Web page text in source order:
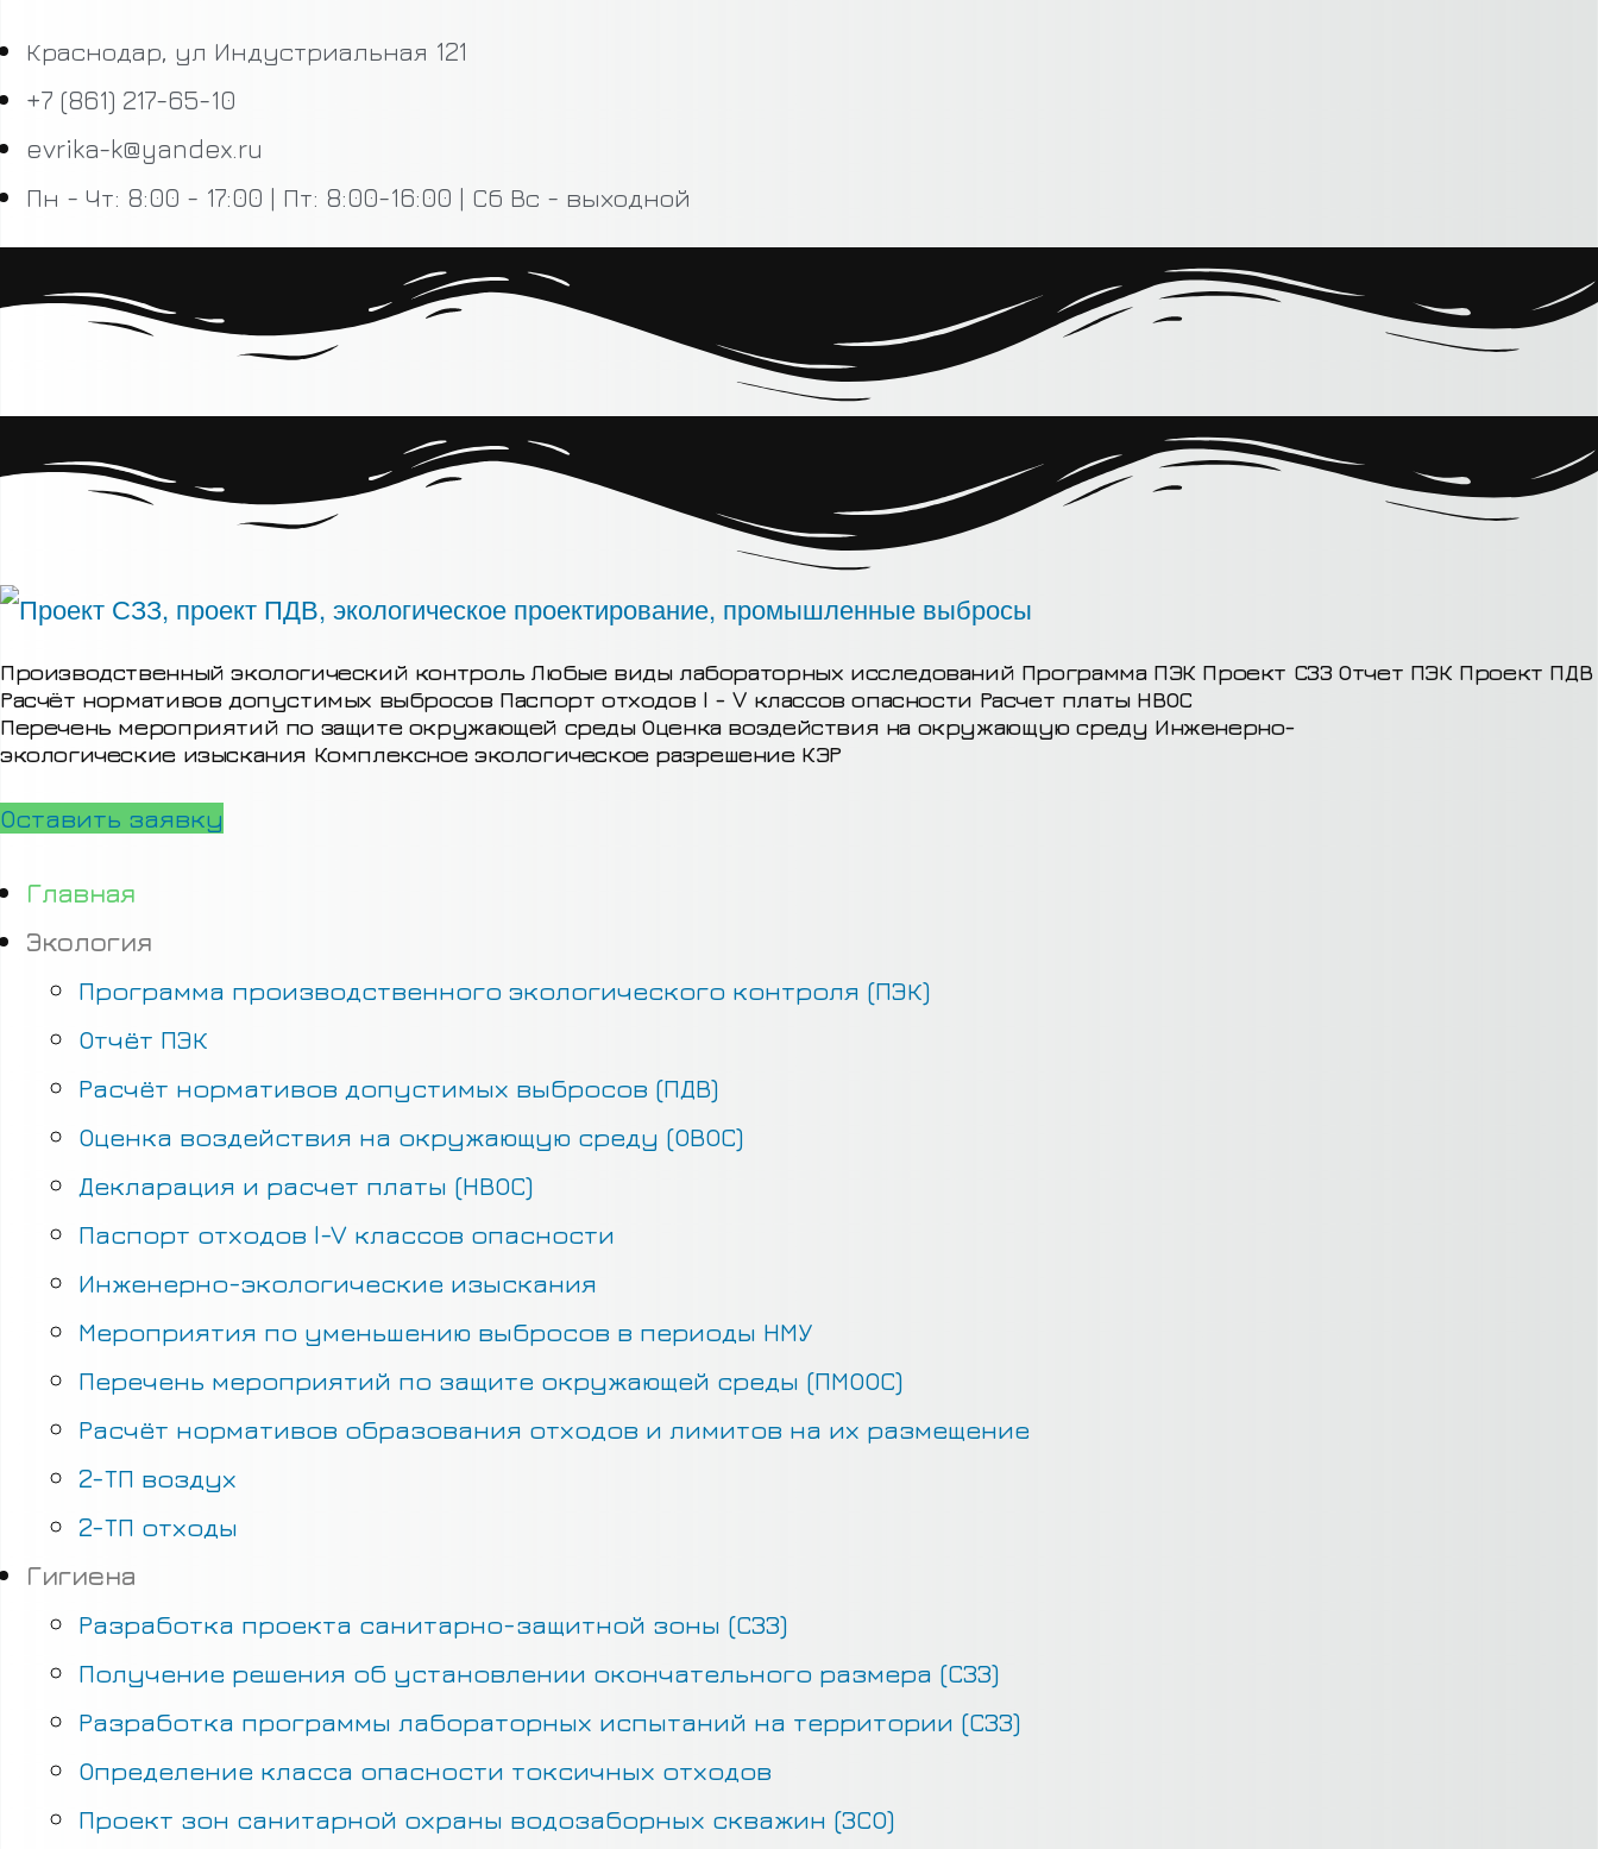
Краснодар, ул Индустриальная 121
+7 (861) 217-65-10
evrika-k@yandex.ru
Пн - Чт: 8:00 - 17:00 | Пт: 8:00-16:00 | Сб Вс - выходной
Производственный экологический контроль Любые виды лабораторных исследований Программа ПЭК Проект СЗЗОтчет ПЭК Проект ПДВ
Расчёт нормативов допустимых выбросов Паспорт отходов I - V классов опасности Расчет платы НВОС
Перечень мероприятий по защите окружающей средыОценка воздействия на окружающую среду Инженерно-
экологические изыскания Комплексное экологическое разрешение КЭР
Оставить заявку
Главная
Экология
Программа производственного экологического контроля (ПЭК)
Отчёт ПЭК
Расчёт нормативов допустимых выбросов (ПДВ)
Оценка воздействия на окружающую среду (ОВОС)
Декларация и расчет платы (НВОС)
Паспорт отходов I-V классов опасности
Инженерно-экологические изыскания
Мероприятия по уменьшению выбросов в периоды НМУ
Перечень мероприятий по защите окружающей среды (ПМООС)
Расчёт нормативов образования отходов и лимитов на их размещение
2-ТП воздух
2-ТП отходы
Гигиена
Разработка проекта санитарно-защитной зоны (СЗЗ)
Получение решения об установлении окончательного размера (СЗЗ)
Разработка программы лабораторных испытаний на территории (СЗЗ)
Определение класса опасности токсичных отходов
Проект зон санитарной охраны водозаборных скважин (ЗСО)